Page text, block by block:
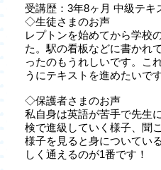
受講歴：3年8ヶ月 中級テキ
◇生徒さまのお声
レプトンを始めてから学校
た。駅の看板などに書かれ
ったのもうれしいです。こ
うにテキストを進めたいです
◇保護者さまのお声
私自身は英語が苦手で先生
検で進級していく様子、聞
様子を見ると身についてい
しく通えるのが1番です！